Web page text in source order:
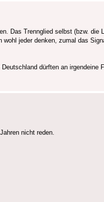
Das Trennglied selbst (bzw. die
jeder denken, zumal das
dürften an irgendeine
nicht reden.